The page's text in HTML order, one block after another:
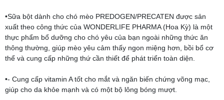
•Sữa bột dành cho chó mèo PREDOGEN/PRECATEN được sản
xuất theo công thức của WONDERLIFE PHARMA (Hoa Kỳ) là một
thực phẩm bổ dưỡng cho chó yêu của bạn ngoài những thức ăn
thông thường, giúp mèo yêu cảm thấy ngon miệng hơn, bồi bổ cơ
thể và cung cấp những thứ cần thiết để phát triển toàn diện.
•- Cung cấp vitamin A tốt cho mắt và ngăn biến chứng võng mạc,
giúp cho da khỏe mạnh và có một bộ lông bóng mượt.